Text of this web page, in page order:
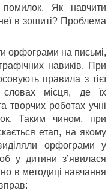
Як навчити
в зошиті? Проблема
орфограми на письмі,
навиків. При
правила з тієї
місця, де їх
творчих роботах учні
Таким чином, при
етап, на якому
орфограми у
у дитини з’явилася
в методиці навчання